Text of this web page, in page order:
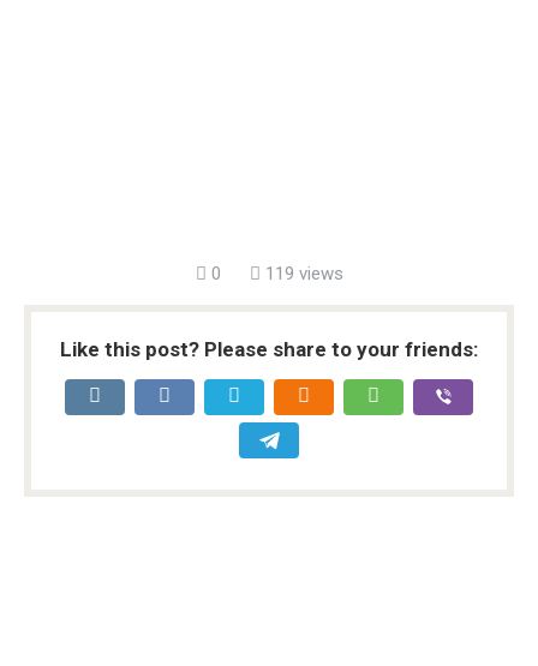
0 119 views
Like this post? Please share to your friends: